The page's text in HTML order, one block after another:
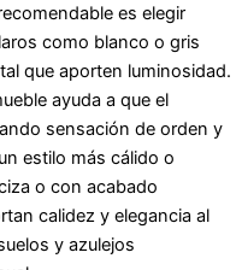
es elegir
como blanco o gris
que aporten luminosidad.
ayuda a que el
sensación de orden y
estilo más cálido o
o con acabado
calidez y elegancia al
y azulejos